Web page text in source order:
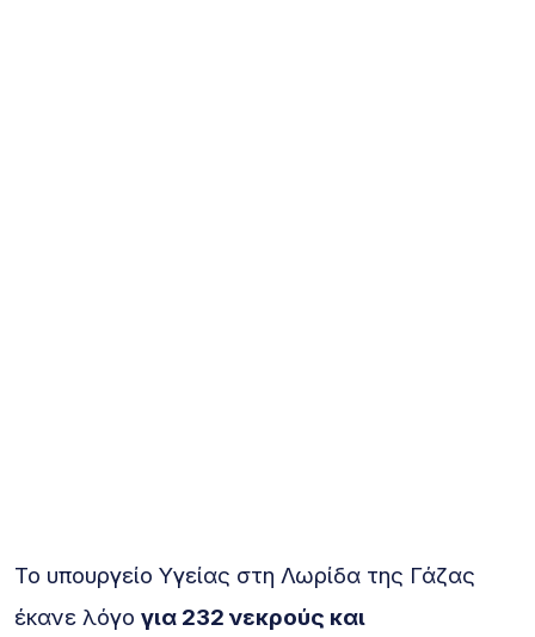
Το υπουργείο Υγείας στη Λωρίδα της Γάζας
έκανε λόγο για 232 νεκρούς και